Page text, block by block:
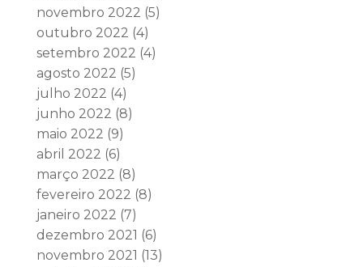
novembro 2022 (5)
outubro 2022 (4)
setembro 2022 (4)
agosto 2022 (5)
julho 2022 (4)
junho 2022 (8)
maio 2022 (9)
abril 2022 (6)
março 2022 (8)
fevereiro 2022 (8)
janeiro 2022 (7)
dezembro 2021 (6)
novembro 2021 (13)